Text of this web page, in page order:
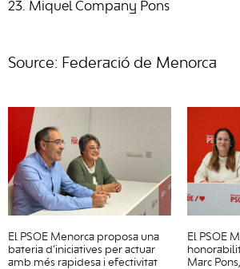
Miquel Company Pons
Source: Federació de Menorca
El PSOE Menorca proposa una
bateria d’iniciatives per actuar
amb més rapidesa i efectivitat
El PSOE
Marc